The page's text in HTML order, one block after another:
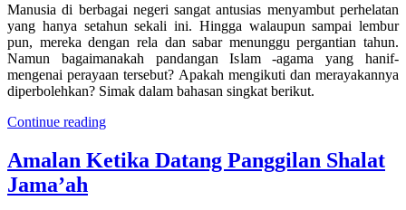
Manusia di berbagai negeri sangat antusias menyambut perhelatan
yang hanya setahun sekali ini. Hingga walaupun sampai lembur
pun, mereka dengan rela dan sabar menunggu pergantian tahun.
Namun bagaimanakah pandangan Islam -agama yang hanif-
mengenai perayaan tersebut? Apakah mengikuti dan merayakannya
diperbolehkan? Simak dalam bahasan singkat berikut.
Continue reading
Amalan Ketika Datang Panggilan Shalat
Jama’ah